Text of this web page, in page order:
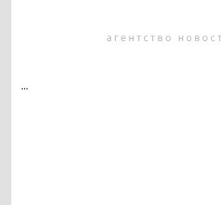
...